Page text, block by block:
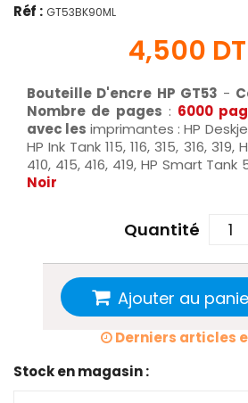
Réf : GT53BK90ML
4,500 DT
Bouteille D'encre HP GT53 -
Nombre de pages : 6000
avec les imprimantes : HP
HP Ink Tank 115, 116, 315, 316,
410, 415, 416, 419, HP Smart Tank
Noir
Quantité
Ajouter au
Derniers articles
Stock en magasin :